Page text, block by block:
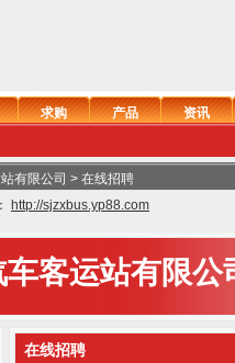
求购 产品 资讯
有限公司 > 在线招聘
http://sjzxbus.yp88.com
客运站有限公
在线招聘